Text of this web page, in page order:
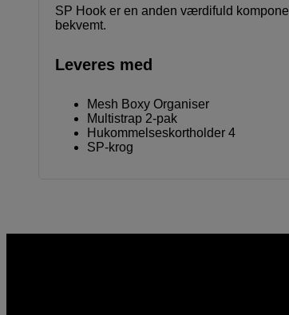
SP Hook er en anden værdifuld
bekvemt.
Leveres med
Mesh Boxy Organiser
Multistrap 2-pak
Hukommelseskortholder 4
SP-krog